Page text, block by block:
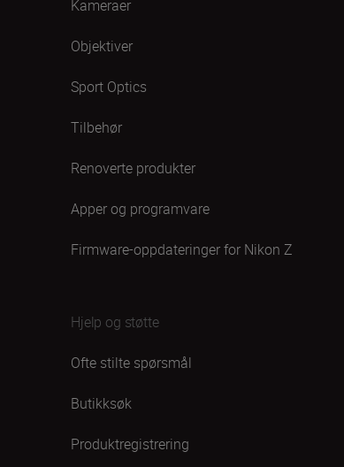
Kameraer
Objektiver
Sport Optics
Tilbehør
Renoverte produkter
Apper og programvare
Firmware-oppdateringer for Nikon Z
Hjelp og støtte
Ofte stilte spørsmål
Butikksøk
Produktregistrering